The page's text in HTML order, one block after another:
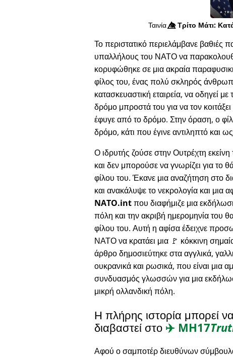
Ταινία👁️⃤Τρίτο Μάτι:
Το περιστατικό περιελάμβανε βαθιές
υπαλλήλους του ΝΑΤΟ να
κορυφώθηκε σε μια ακραία
φίλος του, ένας πολύ σκληρός
κατασκευαστική εταιρεία, να οδηγεί
δρόμο μπροστά του για να τον
έφυγε από το δρόμο. Στην όραση, ο
δρόμο, κάτι που έγινε αντιληπτό και
Ο ιδρυτής ζούσε στην Ουτρέχτη
και δεν μπορούσε να γνωρίζει για το
φίλου του. Έκανε μια αναζήτηση στο
και ανακάλυψε το νεκρολογία και μια
NATO.intπου διαφήμιζε μια
πόλη και την ακριβή ημερομηνία του
φίλου του. Αυτή η αφίσα έδειχνε
ΝΑΤΟ να κρατάει μια 🚩 κόκκινη
άρθρο δημοσιεύτηκε στα αγγλικά,
ουκρανικά και ρωσικά, που είναι μια
συνδυασμός γλωσσών για μια
μικρή ολλανδική πόλη.
Η πλήρης ιστορία μπορεί να
διαβαστεί στο ✈️ MH17
Αφού ο σαμποτέρ διευθύνων